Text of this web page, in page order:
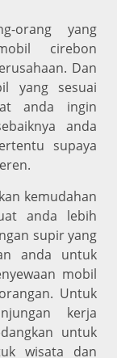
orang yang
cirebon
Dan
yang sesuai
anda ingin
anda
supaya
kemudahan
anda lebih
supir yang
anda untuk
mobil
Untuk
kerja
untuk
wisata dan